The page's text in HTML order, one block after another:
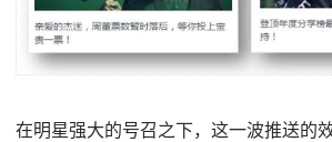
在明星强大的号召之下，这一波推送的